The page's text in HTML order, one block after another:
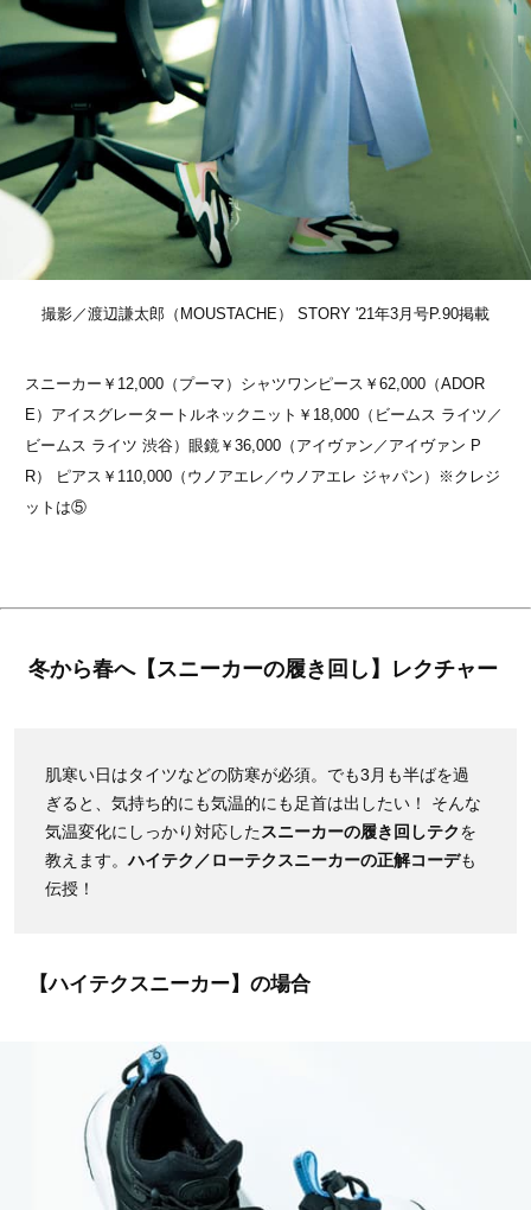
撮影／渡辺謙太郎（MOUSTACHE） STORY '21年3月号P.90掲載
スニーカー￥12,000（プーマ）シャツワンピース￥62,000（ADOR
E）アイスグレータートルネックニット￥18,000（ビームス ライツ／
ビームス ライツ 渋谷）眼鏡￥36,000（アイヴァン／アイヴァン P
R） ピアス￥110,000（ウノアエレ／ウノアエレ ジャパン）※クレジ
ットは⑤
冬から春へ【スニーカーの履き回し】レクチャー
肌寒い日はタイツなどの防寒が必須。でも3月も半ばを過
ぎると、気持ち的にも気温的にも足首は出したい！ そんな
気温変化にしっかり対応したスニーカーの履き回しテクを
教えます。ハイテク／ローテクスニーカーの正解コーデも
伝授！
【ハイテクスニーカー】の場合